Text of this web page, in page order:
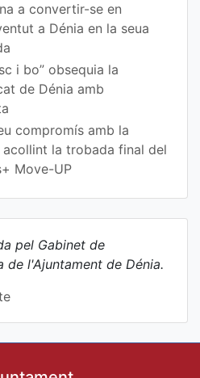
a convertir-se en
a Dénia en la seua
i bo” obsequia la
de Dénia amb
compromís amb la
la trobada final del
Move-UP
pel Gabinet de
de l'Ajuntament de Dénia.